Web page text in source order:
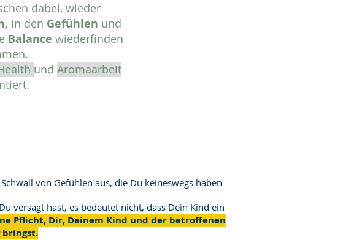
dabei, wieder
in den Gefühlen und
Balance wiederfinden
und Aromaarbeit
von Gefühlen aus, die Du keineswegs haben
versagt hast, es bedeutet nicht, dass Dein Kind ein
Pflicht, Dir, Deinem Kind und der betroffenen
bringst.